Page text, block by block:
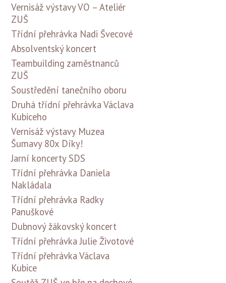
Vernisáž výstavy VO – Ateliér
ZUŠ
Třídní přehrávka Nadi Švecové
Absolventský koncert
Teambuilding zaměstnanců
ZUŠ
Soustředění tanečního oboru
Druhá třídní přehrávka Václava
Kubiceho
Vernisáž výstavy Muzea
Šumavy 80x Díky!
Jarní koncerty SDS
Třídní přehrávka Daniela
Nakládala
Třídní přehrávka Radky
Panuškové
Dubnový žákovský koncert
Třídní přehrávka Julie Životové
Třídní přehrávka Václava
Kubice